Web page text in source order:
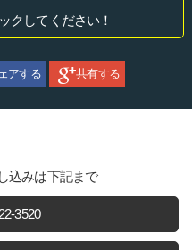
クしてください！
アする 共有する
込みは下記まで
3520